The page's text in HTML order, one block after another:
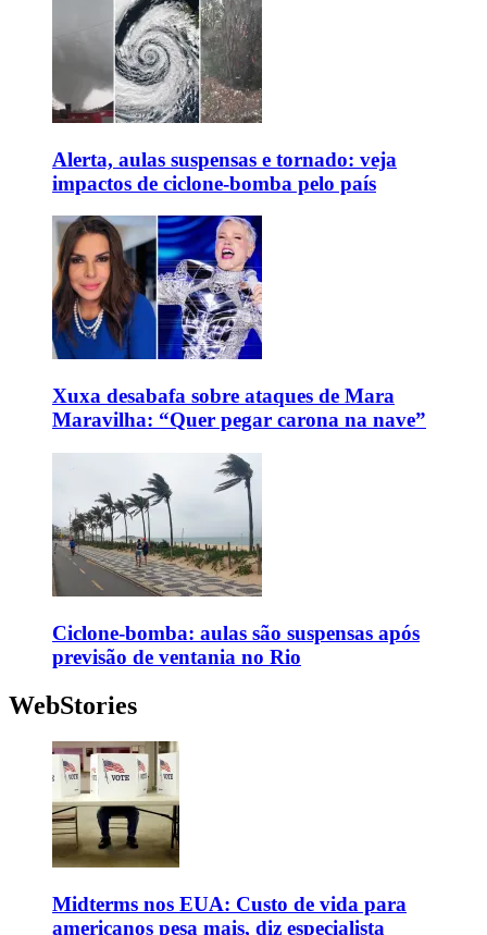
Alerta, aulas suspensas e tornado: veja
impactos de ciclone-bomba pelo país
Xuxa desabafa sobre ataques de Mara
Maravilha: “Quer pegar carona na nave”
Ciclone-bomba: aulas são suspensas após
previsão de ventania no Rio
WebStories
Midterms nos EUA: Custo de vida para
americanos pesa mais, diz especialista